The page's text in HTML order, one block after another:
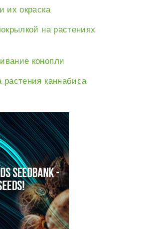
их окраска
на растениях
конопли
каннабиса